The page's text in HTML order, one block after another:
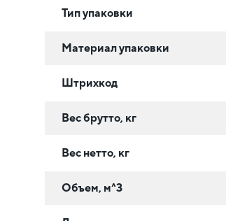
Тип упаковки
Материал упаковки
Штрихкод
Вес брутто, кг
Вес нетто, кг
Объем, м^3